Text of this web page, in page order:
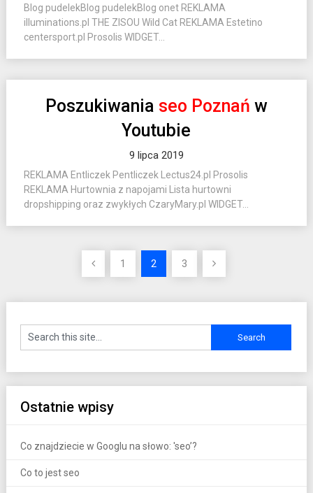
Blog pudelekBlog pudelekBlog onet REKLAMA
illuminations.pl THE ZISOU Wild Cat REKLAMA Estetino
centersport.pl Prosolis WIDGET...
Poszukiwania seo Poznań w
Youtubie
9 lipca 2019
REKLAMA Entliczek Pentliczek Lectus24.pl Prosolis
REKLAMA Hurtownia z napojami Lista hurtowni
dropshipping oraz zwykłych CzaryMary.pl WIDGET...
Stronicowanie1 2 3
Ostatnie wpisy
Co znajdziecie w Googlu na słowo: 'seo’?
Co to jest seo